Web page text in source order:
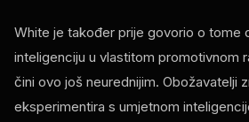
White je također prije govorio o tome
inteligenciju u vlastitom promotivnom
čini ovo još neurednijim. Obožavatelji
eksperimentira s umjetnom